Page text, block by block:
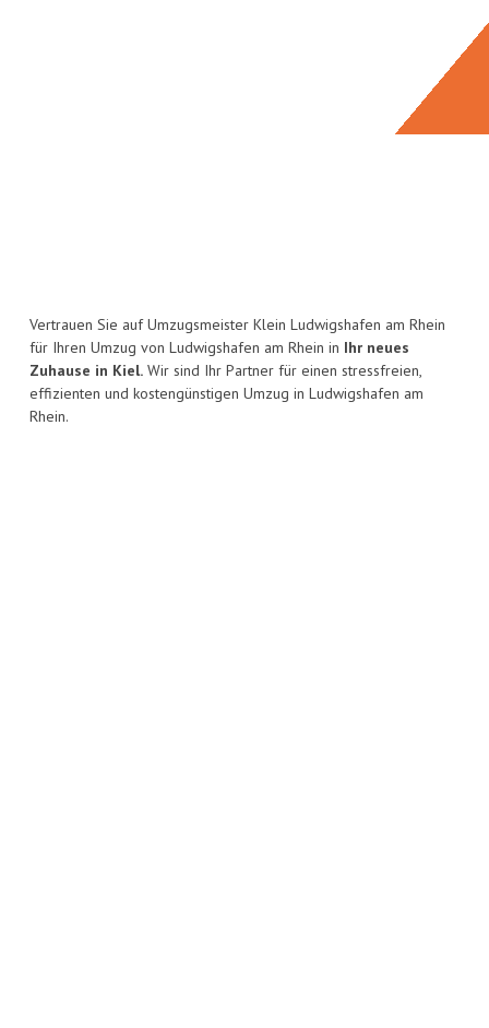
Vertrauen Sie auf Umzugsmeister Klein Ludwigshafen am Rhein
für Ihren Umzug von Ludwigshafen am Rhein in Ihr neues
Zuhause in Kiel. Wir sind Ihr Partner für einen stressfreien,
effizienten und kostengünstigen Umzug in Ludwigshafen am
Rhein.